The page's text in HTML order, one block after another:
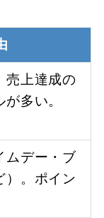
売上達成の
多い。
ムデー・ブ
）。ポイン